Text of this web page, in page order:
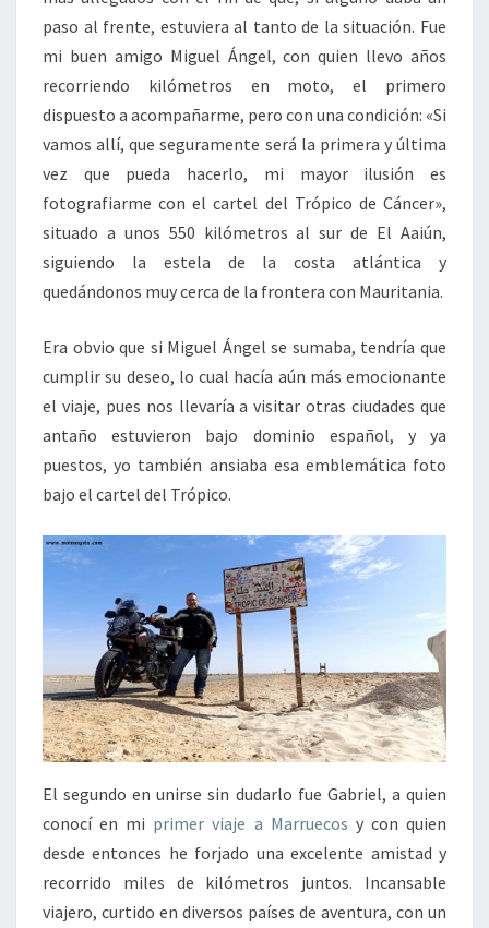
paso al frente, estuviera al tanto de la situación. Fue
mi buen amigo Miguel Ángel, con quien llevo años
recorriendo kilómetros en moto, el primero
dispuesto a acompañarme, pero con una condición: «Si
vamos allí, que seguramente será la primera y última
vez que pueda hacerlo, mi mayor ilusión es
fotografiarme con el cartel del Trópico de Cáncer»,
situado a unos 550 kilómetros al sur de El Aaiún,
siguiendo la estela de la costa atlántica y
quedándonos muy cerca de la frontera con Mauritania.
Era obvio que si Miguel Ángel se sumaba, tendría que
cumplir su deseo, lo cual hacía aún más emocionante
el viaje, pues nos llevaría a visitar otras ciudades que
antaño estuvieron bajo dominio español, y ya
puestos, yo también ansiaba esa emblemática foto
bajo el cartel del Trópico.
El segundo en unirse sin dudarlo fue Gabriel, a quien
conocí en mi primer viaje a Marruecos y con quien
desde entonces he forjado una excelente amistad y
recorrido miles de kilómetros juntos. Incansable
viajero, curtido en diversos países de aventura, con un